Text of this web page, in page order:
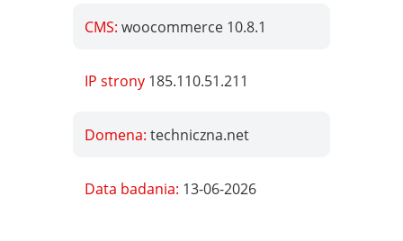
CMS:woocommerce 10.8.1
IP strony 185.110.51.211
Domena:techniczna.net
Data badania: 13-06-2026